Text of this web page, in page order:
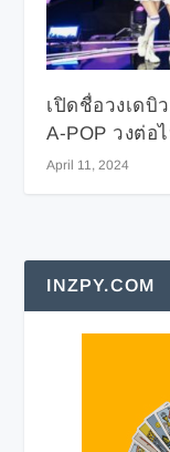
เปิดชื่อวงเดบิ
A-POP วงต่อ
April 11, 2024
INZPY.COM